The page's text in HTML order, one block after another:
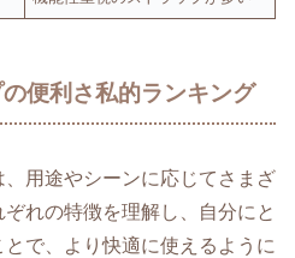
便利さ私的ランキング
用途やシーンに応じてさまざ
れの特徴を理解し、自分にと
で、より快適に使えるように